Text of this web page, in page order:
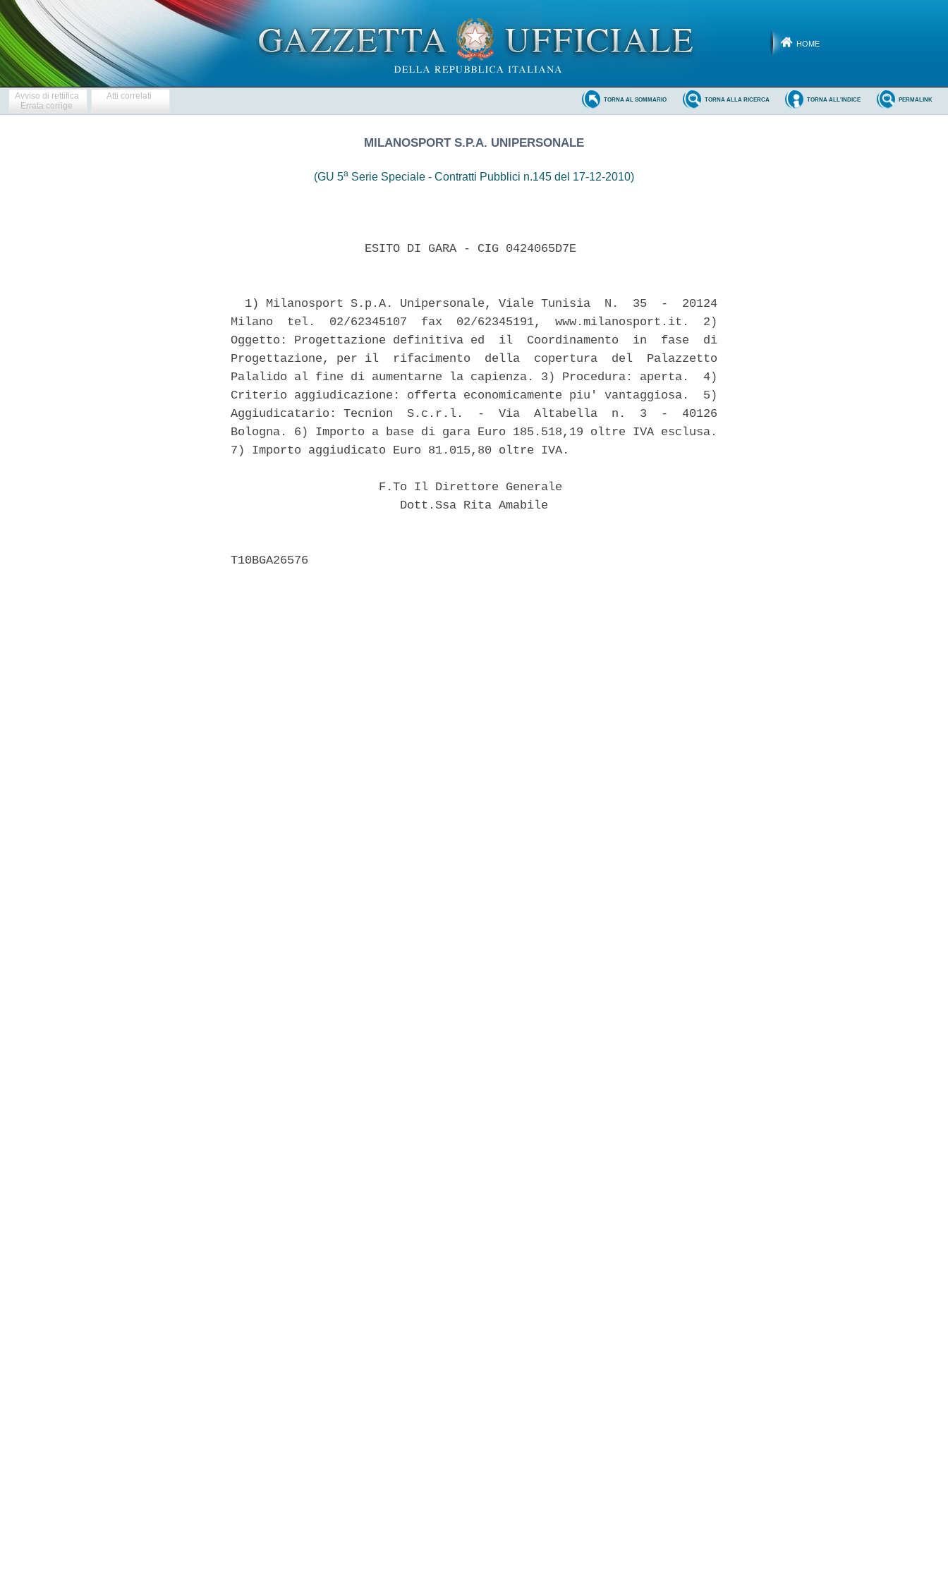
HOME
Avviso di rettifica
Errata corrige
Atti correlati PERMALINK
TORNA ALL'INDICE
TORNA ALLA RICERCA
TORNA AL SOMMARIO
MILANOSPORT S.P.A. UNIPERSONALE
(GU 5a Serie Speciale - Contratti Pubblici n.145 del 17-12-2010)
                   ESITO DI GARA - CIG 0424065D7E
  1) Milanosport S.p.A. Unipersonale, Viale Tunisia  N.  35  -  20124
Milano  tel.  02/62345107  fax  02/62345191,  www.milanosport.it.  2)
Oggetto: Progettazione definitiva ed  il  Coordinamento  in  fase  di
Progettazione, per il  rifacimento  della  copertura  del  Palazzetto
Palalido al fine di aumentarne la capienza. 3) Procedura: aperta.  4)
Criterio aggiudicazione: offerta economicamente piu' vantaggiosa.  5)
Aggiudicatario: Tecnion  S.c.r.l.  -  Via  Altabella  n.  3  -  40126
Bologna. 6) Importo a base di gara Euro 185.518,19 oltre IVA esclusa.
7) Importo aggiudicato Euro 81.015,80 oltre IVA.
                     F.To Il Direttore Generale
                        Dott.Ssa Rita Amabile